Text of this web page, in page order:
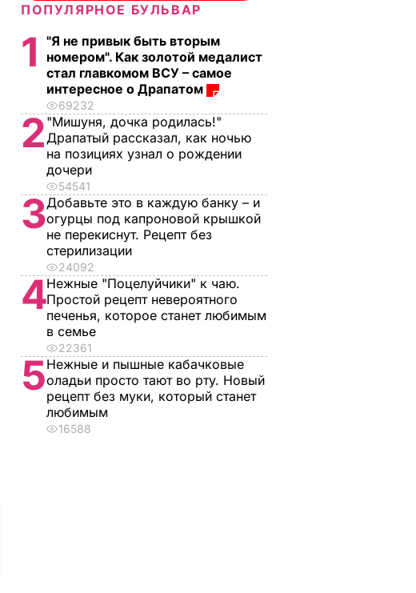
ПОПУЛЯРНОЕ БУЛЬВАР
1
"Я не привык быть вторым
номером". Как золотой медалист
стал главкомом ВСУ – самое
интересное о Драпатом
69232
2 "Мишуня, дочка родилась!"
Драпатый рассказал, как ночью
на позициях узнал о рождении
дочери
54541
3Добавьте это в каждую банку – и
огурцы под капроновой крышкой
не перекиснут. Рецепт без
стерилизации
24092
4Нежные "Поцелуйчики" к чаю.
Простой рецепт невероятного
печенья, которое станет любимым
в семье
22361
5Нежные и пышные кабачковые
оладьи просто тают во рту. Новый
рецепт без муки, который станет
любимым
16588